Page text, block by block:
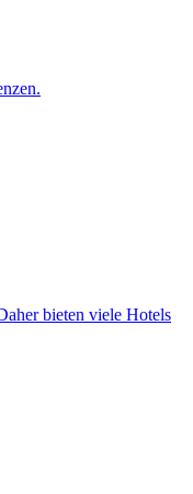
bieten viele Hotels